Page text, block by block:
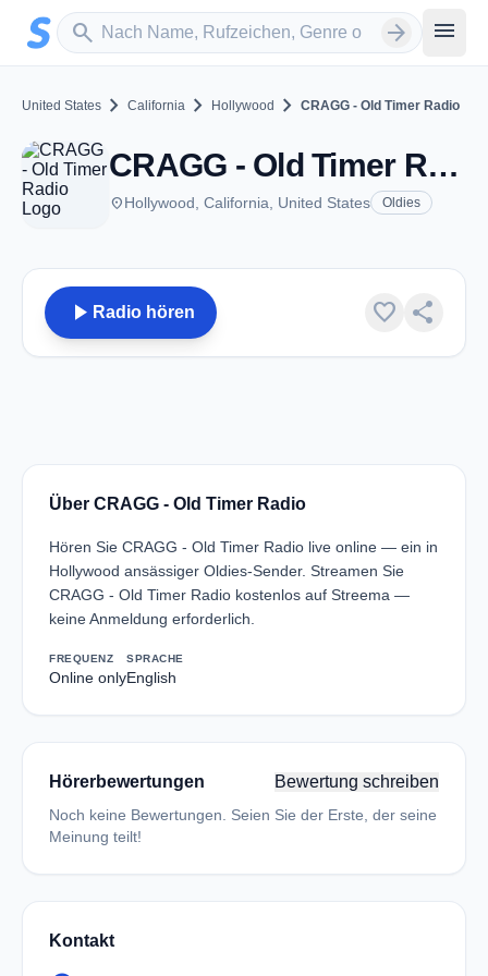
Zum Hauptinhalt springen
search
Sender suchen arrow_forward menu
United States chevron_right California chevron_right Hollywood chevron_right CRAGG - Old Timer Radio
CRAGG - Old Timer Radio - Hollywood, CA
placeHollywood, California, United States Oldies
play_arrow Radio hören favorite share
Über CRAGG - Old Timer Radio
Hören Sie CRAGG - Old Timer Radio live online — ein in
Hollywood ansässiger Oldies-Sender. Streamen Sie
CRAGG - Old Timer Radio kostenlos auf Streema —
keine Anmeldung erforderlich.
FREQUENZ
Online only
SPRACHE
English
Hörerbewertungen Bewertung schreiben
Noch keine Bewertungen. Seien Sie der Erste, der seine
Meinung teilt!
Kontakt